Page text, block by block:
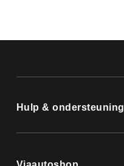
Hulp & ondersteuning